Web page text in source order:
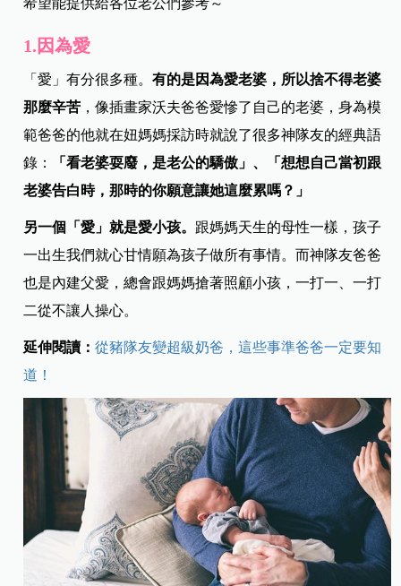
1.因為愛
「愛」有分很多種。有的是因為愛老婆，所以捨不得老婆
那麼辛苦 ，像插畫家沃夫爸爸愛慘了自己的老婆，身為模
範爸爸的他就在妞媽媽採訪時就說了很多神隊友的經典語
錄：
「看老婆耍廢，是老公的驕傲」、「想想自己當初跟
老婆告白時，那時的你願意讓她這麼累嗎？」
另一個「愛」就是愛小孩。 跟媽媽天生的母性一樣，孩子
一出生我們就心甘情願為孩子做所有事情。而神隊友爸爸
也是內建父愛，總會跟媽媽搶著照顧小孩，一打一、一打
二從不讓人操心。
延伸閱讀：從豬隊友變超級奶爸，這些事準爸爸一定要知
道！